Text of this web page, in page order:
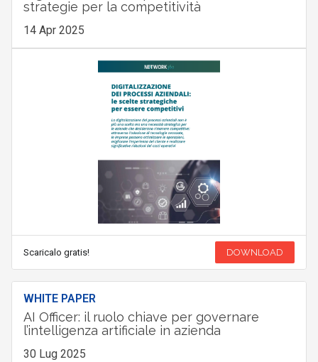
strategie per la competitività
14 Apr 2025
Scaricalo gratis! DOWNLOAD
WHITE PAPER
AI Officer: il ruolo chiave per governare
l’intelligenza artificiale in azienda
30 Lug 2025